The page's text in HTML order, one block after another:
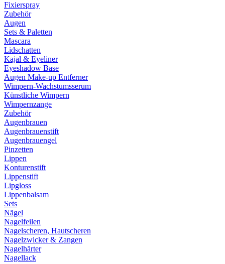
Fixierspray
Zubehör
Augen
Sets & Paletten
Mascara
Lidschatten
Kajal & Eyeliner
Eyeshadow Base
Augen Make-up Entferner
Wimpern-Wachstumsserum
Künstliche Wimpern
Wimpernzange
Zubehör
Augenbrauen
Augenbrauenstift
Augenbrauengel
Pinzetten
Lippen
Konturenstift
Lippenstift
Lipgloss
Lippenbalsam
Sets
Nägel
Nagelfeilen
Nagelscheren, Hautscheren
Nagelzwicker & Zangen
Nagelhärter
Nagellack